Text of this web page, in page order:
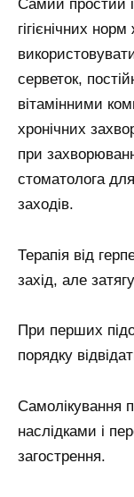
Самий простий
гігієнічних
серветок,
вітамінними
хронічних
при
стоматолога
заходів.
Терапія від
захід, але
При перших
порядку
Самолікування
наслідками і
загострення.